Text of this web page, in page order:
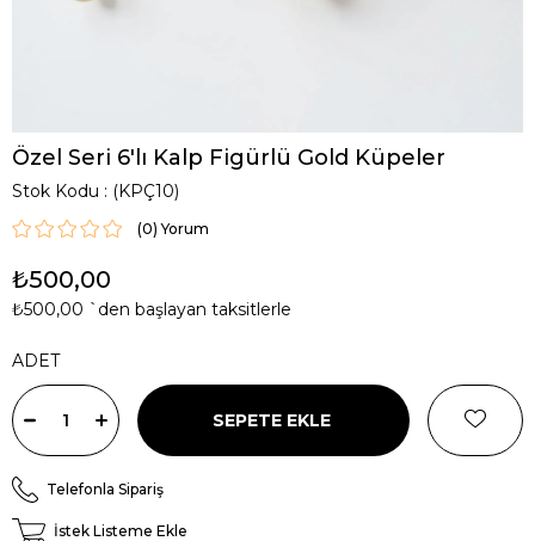
Özel Seri 6'lı Kalp Figürlü Gold Küpeler
Stok Kodu (KPÇ10)
(0)
₺500,00
₺500,00 `den başlayan taksitlerle
ADET
Telefonla Sipariş
İstek Listeme Ekle